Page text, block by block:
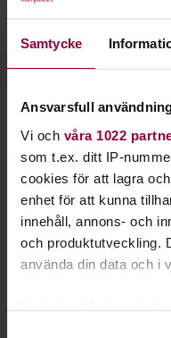
Samtycke
Ansvarsfull
Vi och våra 1022
som t.ex. ditt IP-
cookies för att lagra
enhet för att kunna
innehåll, annons- och
och produktutveckling.
använda din data och i
Se vilka studieplaner vi
Starta en
Lär dig tillsammans
studiecirkel hos
Läs mer om att
Nästa steg